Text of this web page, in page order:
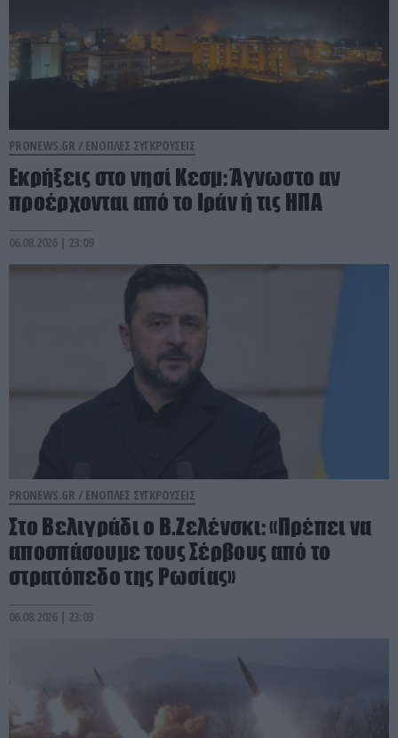
PRONEWS.GR / ΕΝΟΠΛΕΣ ΣΥΓΚΡΟΥΣΕΙΣ
Εκρήξεις στο νησί Κεσμ: Άγνωστο αν
προέρχονται από το Ιράν ή τις ΗΠΑ
06.08.2026 | 23:09
PRONEWS.GR / ΕΝΟΠΛΕΣ ΣΥΓΚΡΟΥΣΕΙΣ
Στο Βελιγράδι ο Β.Ζελένσκι: «Πρέπει να
αποσπάσουμε τους Σέρβους από το
στρατόπεδο της Ρωσίας»
06.08.2026 | 23:03